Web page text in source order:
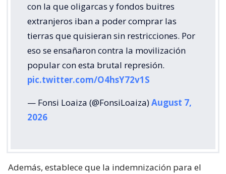
con la que oligarcas y fondos buitres
extranjeros iban a poder comprar las
tierras que quisieran sin restricciones. Por
eso se ensañaron contra la movilización
popular con esta brutal represión.
pic.twitter.com/O4hsY72v1S
— Fonsi Loaiza (@FonsiLoaiza)August 7,
2026
Además, establece que la indemnización para el